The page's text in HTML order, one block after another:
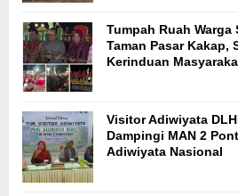
Tumpah Ruah Warga
Taman Pasar Kakap,
Kerinduan
Visitor Adiwiyata
Dampingi MAN 2
Adiwiyata Nasional